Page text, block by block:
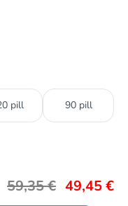
pill 90 pill
59,35€ 49,45€